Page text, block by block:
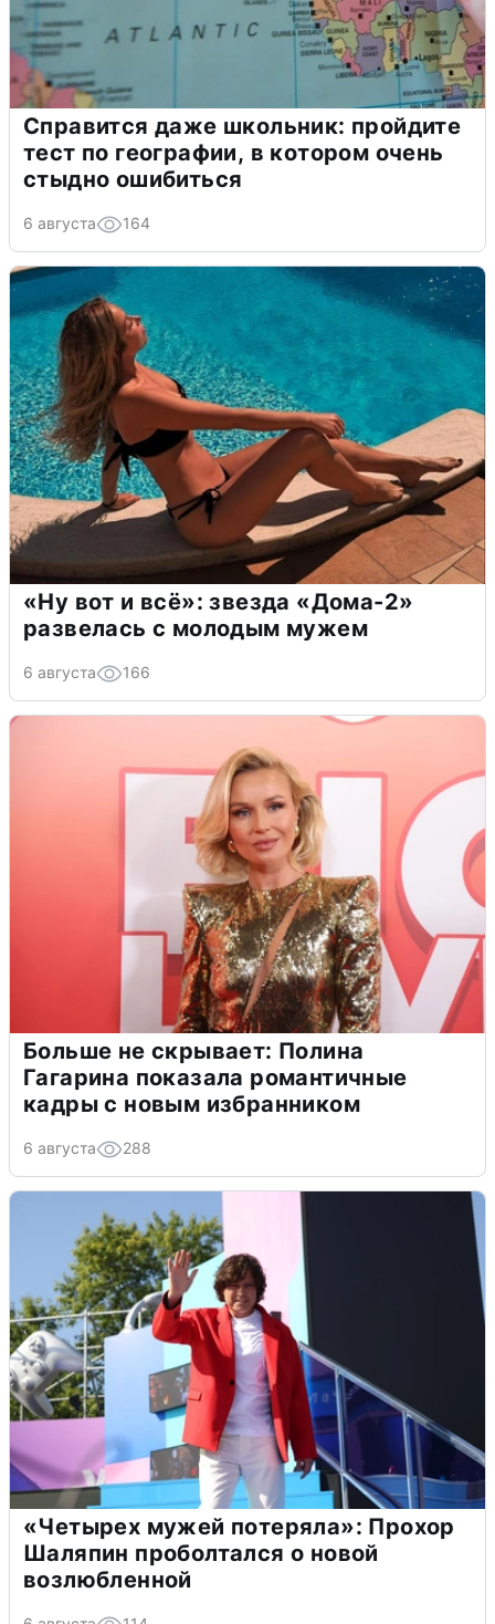
Справится даже школьник: пройдите
тест по географии, в котором очень
стыдно ошибиться
6 августа 164
«Ну вот и всё»: звезда «Дома-2»
развелась с молодым мужем
6 августа 166
Больше не скрывает: Полина
Гагарина показала романтичные
кадры с новым избранником
6 августа 288
«Четырех мужей потеряла»: Прохор
Шаляпин проболтался о новой
возлюбленной